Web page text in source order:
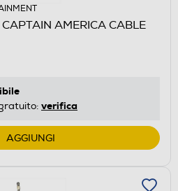
AMERICA CABLE
verifica
AGGIUNGI